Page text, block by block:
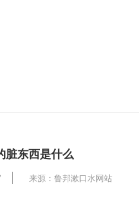
脏东西是什么
来源：鲁邦漱口水网站